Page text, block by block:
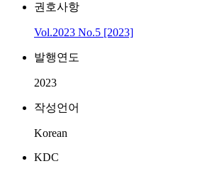
권호사항
Vol.2023 No.5 [2023]
발행연도
2023
작성언어
Korean
KDC